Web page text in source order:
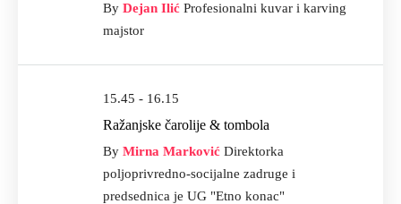
By Dejan Ilić Profesionalni kuvar i karving
majstor
15.45 - 16.15
Ražanjske čarolije & tombola
By Mirna Marković Direktorka
poljoprivredno-socijalne zadruge i
predsednica je UG "Etno konac"